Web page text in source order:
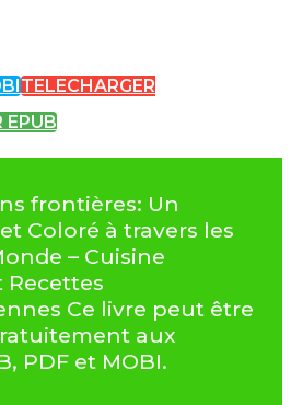
TELECHARGER
EPUB
frontières: Un
Coloré à travers les
– Cuisine
Ce livre peut être
aux
PDF et MOBI.